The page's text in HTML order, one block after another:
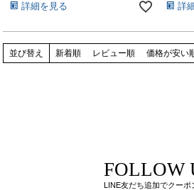
詳細を見る 詳
並び替え 新着順 レビュー順 価格が安い
FOLLOW
LINE友だち追加でクーポ